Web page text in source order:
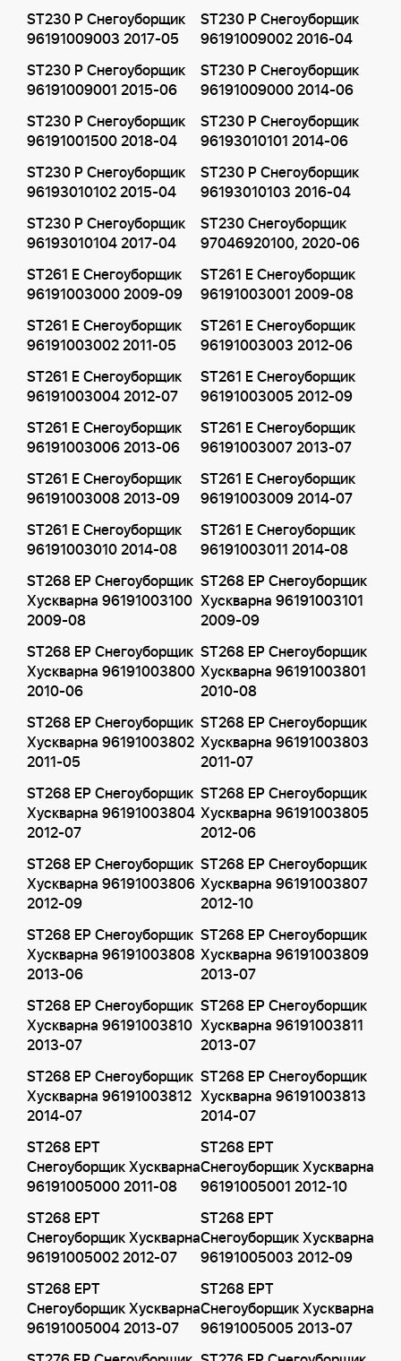
ST230 P Снегоуборщик
96191009003 2017-05
ST230 P Снегоуборщик
96191009002 2016-04
ST230 P Снегоуборщик
96191009001 2015-06
ST230 P Снегоуборщик
96191009000 2014-06
ST230 P Снегоуборщик
96191001500 2018-04
ST230 P Снегоуборщик
96193010101 2014-06
ST230 P Снегоуборщик
96193010102 2015-04
ST230 P Снегоуборщик
96193010103 2016-04
ST230 P Снегоуборщик
96193010104 2017-04
ST230 Снегоуборщик
97046920100, 2020-06
ST261 E Снегоуборщик
96191003000 2009-09
ST261 E Снегоуборщик
96191003001 2009-08
ST261 E Снегоуборщик
96191003002 2011-05
ST261 E Снегоуборщик
96191003003 2012-06
ST261 E Снегоуборщик
96191003004 2012-07
ST261 E Снегоуборщик
96191003005 2012-09
ST261 E Снегоуборщик
96191003006 2013-06
ST261 E Снегоуборщик
96191003007 2013-07
ST261 E Снегоуборщик
96191003008 2013-09
ST261 E Снегоуборщик
96191003009 2014-07
ST261 E Снегоуборщик
96191003010 2014-08
ST261 E Снегоуборщик
96191003011 2014-08
ST268 EP Снегоуборщик
Хускварна 96191003100
2009-08
ST268 EP Снегоуборщик
Хускварна 96191003101
2009-09
ST268 EP Снегоуборщик
Хускварна 96191003800
2010-06
ST268 EP Снегоуборщик
Хускварна 96191003801
2010-08
ST268 EP Снегоуборщик
Хускварна 96191003802
2011-05
ST268 EP Снегоуборщик
Хускварна 96191003803
2011-07
ST268 EP Снегоуборщик
Хускварна 96191003804
2012-07
ST268 EP Снегоуборщик
Хускварна 96191003805
2012-06
ST268 EP Снегоуборщик
Хускварна 96191003806
2012-09
ST268 EP Снегоуборщик
Хускварна 96191003807
2012-10
ST268 EP Снегоуборщик
Хускварна 96191003808
2013-06
ST268 EP Снегоуборщик
Хускварна 96191003809
2013-07
ST268 EP Снегоуборщик
Хускварна 96191003810
2013-07
ST268 EP Снегоуборщик
Хускварна 96191003811
2013-07
ST268 EP Снегоуборщик
Хускварна 96191003812
2014-07
ST268 EP Снегоуборщик
Хускварна 96191003813
2014-07
ST268 EPT
Снегоуборщик Хускварна
96191005000 2011-08
ST268 EPT
Снегоуборщик Хускварна
96191005001 2012-10
ST268 EPT
Снегоуборщик Хускварна
96191005002 2012-07
ST268 EPT
Снегоуборщик Хускварна
96191005003 2012-09
ST268 EPT
Снегоуборщик Хускварна
96191005004 2013-07
ST268 EPT
Снегоуборщик Хускварна
96191005005 2013-07